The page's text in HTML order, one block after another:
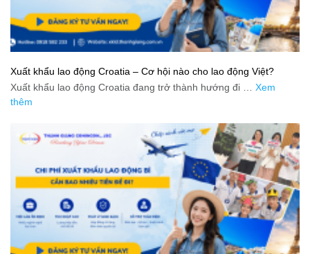
Xuất khẩu lao động Croatia – Cơ hội nào cho lao động Việt?
Xuất khẩu lao động Croatia đang trở thành hướng đi … Xem
thêm